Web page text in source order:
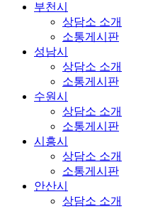
부천시
상담소 소개
소통게시판
성남시
상담소 소개
소통게시판
수원시
상담소 소개
소통게시판
시흥시
상담소 소개
소통게시판
안산시
상담소 소개